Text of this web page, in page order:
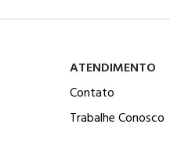
ATENDIMENTO
Contato
Trabalhe Conosco